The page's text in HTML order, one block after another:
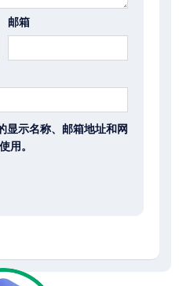
邮箱
显示名称、邮箱地址和网
用。